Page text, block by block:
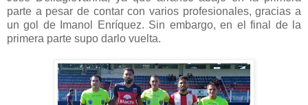
parte a pesar de contar con varios profesionales, gracias a
un gol de Imanol Enríquez. Sin embargo, en el final de la
primera parte supo darlo vuelta.